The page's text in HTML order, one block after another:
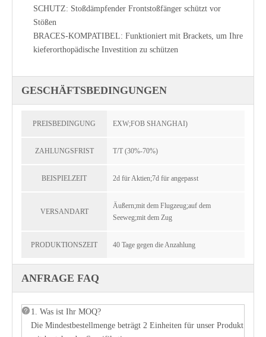
SCHUTZ: Stoßdämpfender Frontstoßfänger schützt vor
Stößen
BRACES-KOMPATIBEL: Funktioniert mit Brackets, um Ihre
kieferorthopädische Investition zu schützen
GESCHÄFTSBEDINGUNGEN
PREISBEDINGUNG EXW;FOB SHANGHAI)
ZAHLUNGSFRIST T/T (30%-70%)
BEISPIELZEIT 2d für Aktien;7d für angepasst
VERSANDART
Äußern;mit dem Flugzeug;auf dem
Seeweg;mit dem Zug
PRODUKTIONSZEIT 40 Tage gegen die Anzahlung
ANFRAGE FAQ
1. Was ist Ihr MOQ?
Die Mindestbestellmenge beträgt 2 Einheiten für unser Produkt